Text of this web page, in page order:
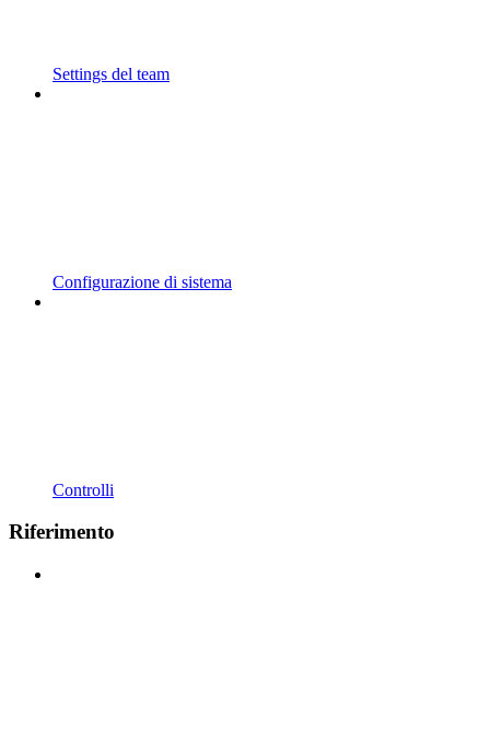
Settings del team
Configurazione di sistema
Controlli
Riferimento